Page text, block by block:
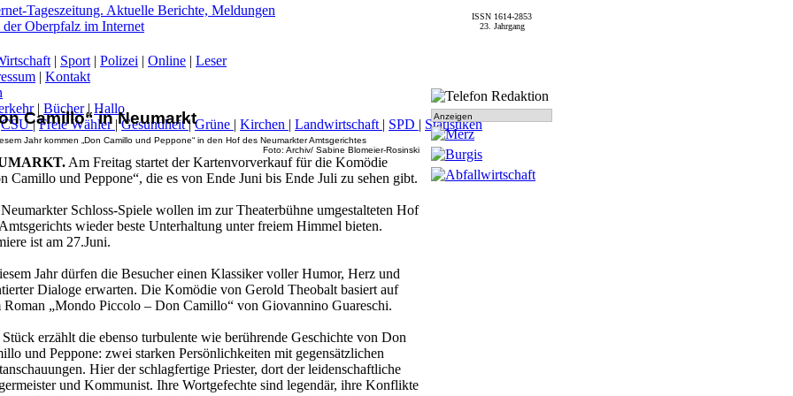
Camillo“ in Neumarkt
Jahr kommen „Don Camillo und Peppone“ in den Hof des Neumarkter Amtsgerichtes
Foto: Archiv/ Sabine Blomeier-Rosinski
Am Freitag startet der Kartenvorverkauf für die Komödie
Camillo und Peppone“, die es von Ende Juni bis Ende Juli zu sehen gibt.
Schloss-Spiele wollen im zur Theaterbühne umgestalteten Hof
wieder beste Unterhaltung unter freiem Himmel bieten.
ist am 27.Juni.
Jahr dürfen die Besucher einen Klassiker voller Humor, Herz und
Dialoge erwarten. Die Komödie von Gerold Theobalt basiert auf
Roman „Mondo Piccolo – Don Camillo“ von Giovannino Guareschi.
erzählt die ebenso turbulente wie berührende Geschichte von Don
und Peppone: zwei starken Persönlichkeiten mit gegensätzlichen
Hier der schlagfertige Priester, dort der leidenschaftliche
und Kommunist. Ihre Wortgefechte sind legendär, ihre Konflikte
Anzeigen
ISSN 1614-2853
23. Jahrgang
| Sport | Polizei | Online | Leser
| Kontakt
| Bücher| Hallo
CSU|Freie Wähler |Gesundheit|Grüne | Kirchen | Landwirtschaft | SPD | Statistiken